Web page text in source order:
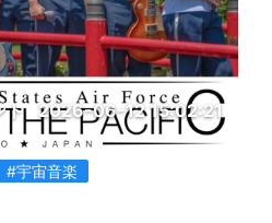
ト 2026-06-12 15:02:21
#宇宙音楽